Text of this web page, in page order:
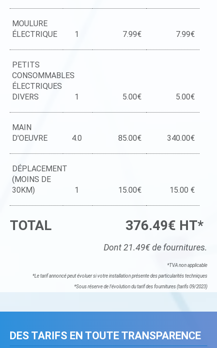
MOULURE
ÉLECTRIQUE
1 7.99€ 7.99€
PETITS
CONSOMMABLES
ÉLECTRIQUES
DIVERS
1 5.00€ 5.00€
MAIN
D'OEUVRE
4.0 85.00€ 340.00€
DÉPLACEMENT
(MOINS DE
30KM)
1 15.00€ 15.00 €
TOTAL 376.49€ HT*
Dont 21.49€ de fournitures.
*TVA non applicable
*Le tarif annoncé peut évoluer si votre installation présente des particularités techniques
*Sous réserve de l'évolution du tarif des fournitures (tarifs 09/2023)
DES TARIFS EN TOUTE TRANSPARENCE